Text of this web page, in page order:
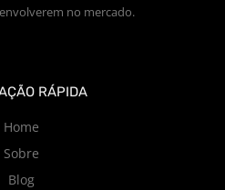
no mercado.
RÁPIDA
Home
Sobre
Blog